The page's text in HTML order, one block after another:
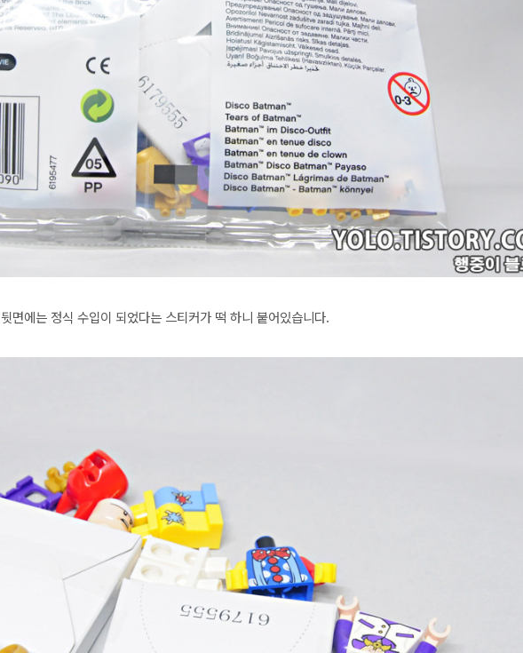
뒷면에는 정식 수입이 되었다는 스티커가 떡 하니 붙어있습니다.